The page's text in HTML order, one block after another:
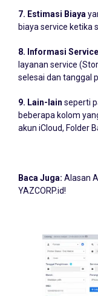
7. Estimasi Biaya
biaya service ketika
8. Informasi Service
layanan service
selesai dan tanggal
9. Lain-lain
seperti
beberapa kolom
akun iCloud, Folder
Baca Juga:Alasan